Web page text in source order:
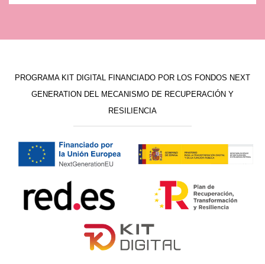
PROGRAMA KIT DIGITAL FINANCIADO POR LOS FONDOS NEXT
GENERATION DEL MECANISMO DE RECUPERACIÓN Y
RESILIENCIA